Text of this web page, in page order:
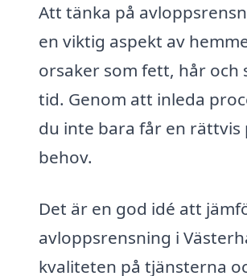
Att tänka på
en viktig aspekt av
orsaker som fett, hår
tid. Genom att inleda
du inte bara får en rättvis
behov.
Det är en god idé att
avloppsrensning i
kvaliteten på tjänsterna